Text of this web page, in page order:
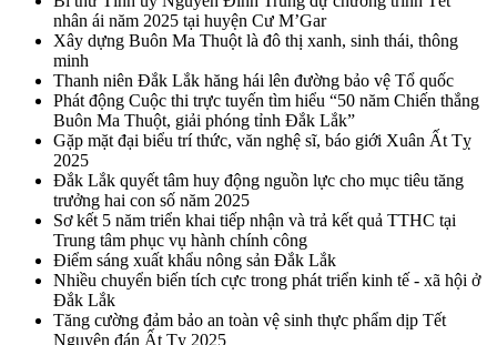
nhân ái năm 2025 tại huyện Cư M’Gar
Xây dựng Buôn Ma Thuột là đô thị xanh, sinh thái, thông
minh
Thanh niên Đắk Lắk hăng hái lên đường bảo vệ Tổ quốc
Phát động Cuộc thi trực tuyến tìm hiểu “50 năm Chiến thắng
Buôn Ma Thuột, giải phóng tỉnh Đắk Lắk”
Gặp mặt đại biểu trí thức, văn nghệ sĩ, báo giới Xuân Ất Tỵ
2025
Đắk Lắk quyết tâm huy động nguồn lực cho mục tiêu tăng
trưởng hai con số năm 2025
Sơ kết 5 năm triển khai tiếp nhận và trả kết quả TTHC tại
Trung tâm phục vụ hành chính công
Điểm sáng xuất khẩu nông sản Đắk Lắk
Nhiều chuyển biến tích cực trong phát triển kinh tế - xã hội ở
Đắk Lắk
Tăng cường đảm bảo an toàn vệ sinh thực phẩm dịp Tết
Nguyên đán Ất Tỵ 2025